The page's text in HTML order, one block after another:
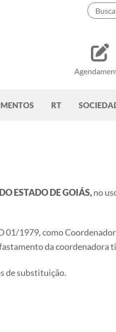
RT
ESTADO DE GOIÁS,no
01/1979, como
da coordenadora
de substituição.